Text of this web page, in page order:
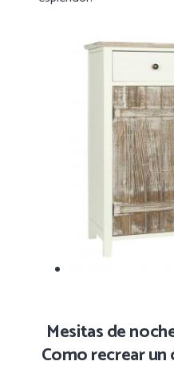
Mesitas de
Como recrear